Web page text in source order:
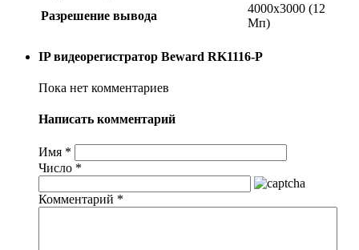
Разрешение вывода
4000х3000 (12
Мп)
IP видеорегистратор Beward RK1116-P
Пока нет комментариев
Написать комментарий
Имя *
Число *
Комментарий *